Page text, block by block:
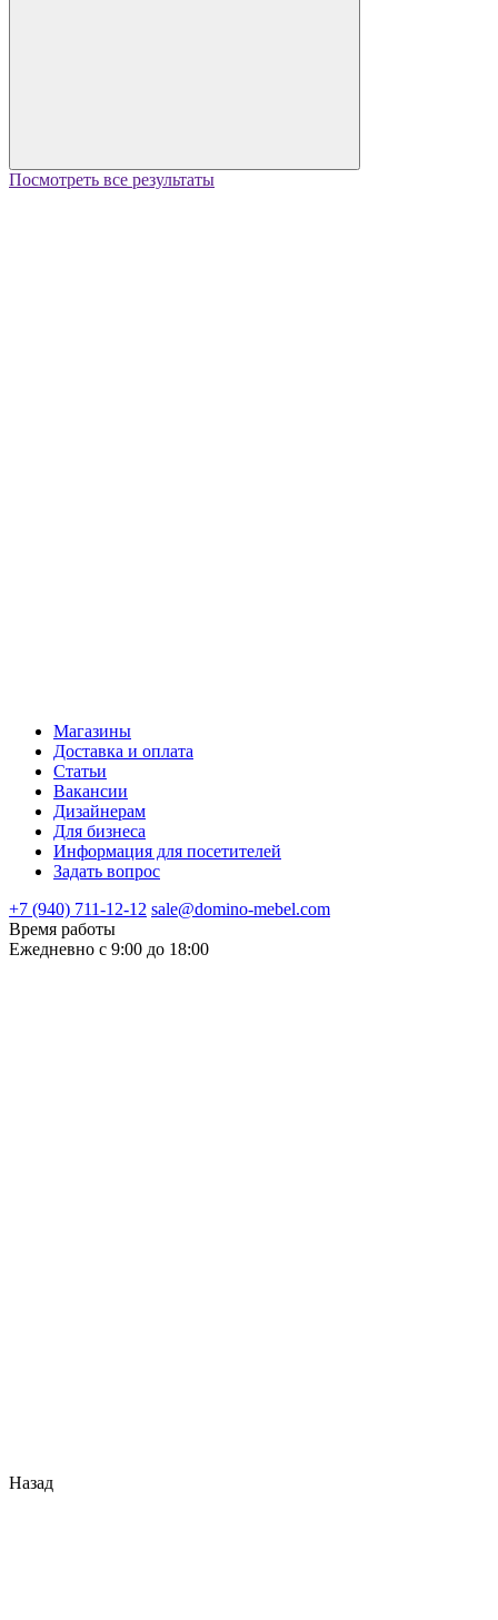
Посмотреть все результаты
Магазины
Доставка и оплата
Статьи
Вакансии
Дизайнерам
Для бизнеса
Информация для посетителей
Задать вопрос
+7 (940) 711-12-12 sale@domino-mebel.com
Время работы
Ежедневно с 9:00 до 18:00
Назад